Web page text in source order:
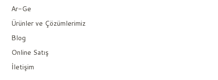
Ar-Ge
Ürünler ve Çözümlerimiz
Blog
Online Satış
İletişim